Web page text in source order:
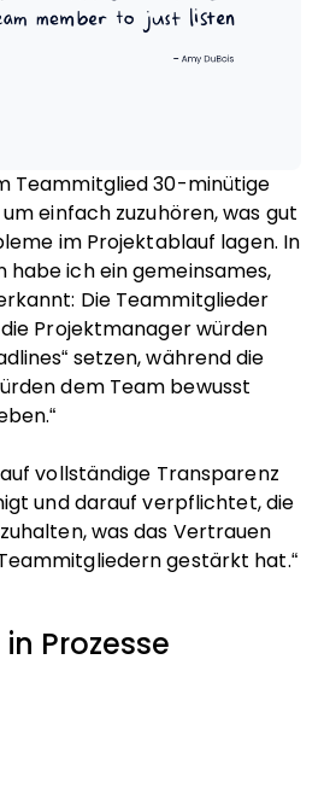
Teammitglied 30-minütige
einfach zuzuhören, was gut
im Projektablauf lagen. In
habe ich ein gemeinsames,
Die Teammitglieder
Projektmanager würden
setzen, während die
dem Team bewusst
vollständige Transparenz
und darauf verpflichtet, die
was das Vertrauen
gestärkt hat.“
Prozesse